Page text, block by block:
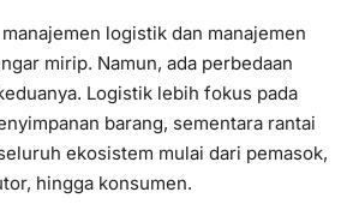
logistik dan manajemen
mirip. Namun, ada perbedaan
Logistik lebih fokus pada
barang, sementara rantai
ekosistem mulai dari pemasok,
hingga konsumen.